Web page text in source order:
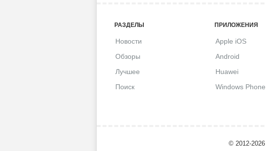
РАЗДЕЛЫ
Новости
Обзоры
Лучшее
Поиск
ПРИЛОЖЕНИЯ
Apple iOS
Android
Huawei
Windows Phone
© 2012-2026